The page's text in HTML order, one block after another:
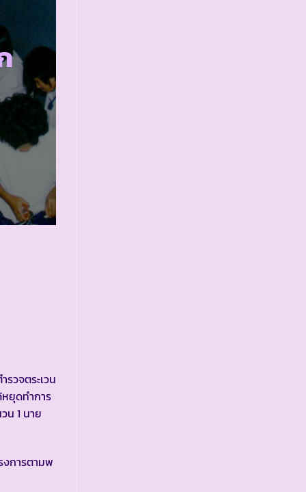
วจตระเวน
ยุดทำการ
น 1 นาย
งการตามพ